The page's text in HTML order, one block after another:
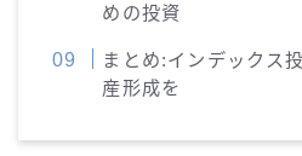
めの投資
まとめ:インデックス
産形成を